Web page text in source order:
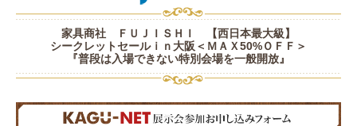
家具商社 ＦＵＪＩＳＨＩ 【西日本最大級】
シークレットセールｉｎ大阪＜ＭＡＸ50%ＯＦＦ＞
『普段は入場できない特別会場を一般開放』